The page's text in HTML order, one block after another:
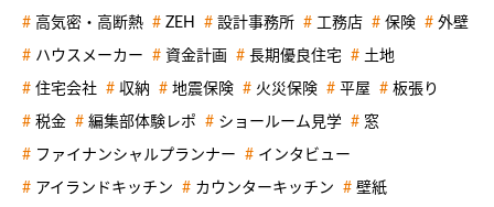
高気密・高断熱 ZEH 設計事務所 工務店 保険 外壁
ハウスメーカー 資金計画 長期優良住宅 土地
住宅会社 収納 地震保険 火災保険 平屋 板張り
税金 編集部体験レポ ショールーム見学 窓
ファイナンシャルプランナー インタビュー
アイランドキッチン カウンターキッチン 壁紙